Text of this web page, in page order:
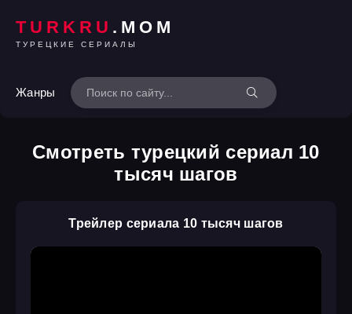
TURKRU .MOM
ТУРЕЦКИЕ СЕРИАЛЫ
Жанры
Смотреть турецкий сериал 10
тысяч шагов
Трейлер сериала 10 тысяч шагов